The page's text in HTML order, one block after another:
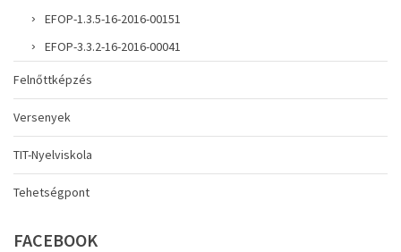
EFOP-1.3.5-16-2016-00151
EFOP-3.3.2-16-2016-00041
Felnőttképzés
Versenyek
TIT-Nyelviskola
Tehetségpont
FACEBOOK